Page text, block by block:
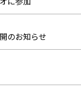
のお知らせ